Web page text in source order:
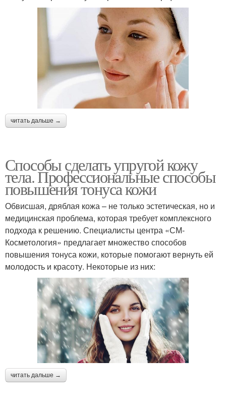
читать дальше →
Способы сделать упругой кожу
тела. Профессиональные способы
повышения тонуса кожи
Обвисшая, дряблая кожа – не только эстетическая, но и
медицинская проблема, которая требует комплексного
подхода к решению. Специалисты центра «СМ-
Косметология» предлагает множество способов
повышения тонуса кожи, которые помогают вернуть ей
молодость и красоту. Некоторые из них:
читать дальше →